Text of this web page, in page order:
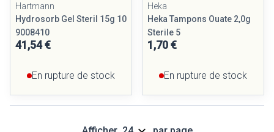
Hartmann
Hydrosorb Gel Steril 15g 10
9008410
41,54 €
En rupture de stock
Heka
Heka Tampons Ouate 2,0g
Sterile 5
1,70 €
En rupture de stock